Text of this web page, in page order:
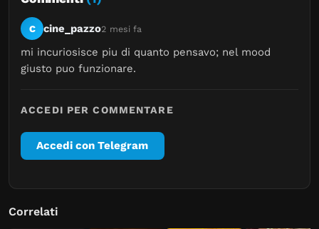
C cine_pazzo2 mesi fa
mi incuriosisce piu di quanto pensavo; nel mood
giusto puo funzionare.
ACCEDI PER COMMENTARE
Accedi con Telegram
Correlati